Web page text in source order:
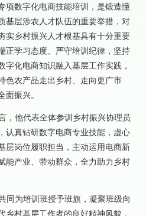
项数字化电商技能培训，是锻造懂
基层涉农人才队伍的重要举措，对
实乡村振兴人才根基具有十分重要
正学习态度、严守培训纪律，坚持
字化电商知识融入基层工作实践，
色农产品走出乡村、走向更广市
面振兴。
，他代表全体参训乡村振兴协理员
认真钻研数字电商专业技能，虚心
层岗位履职担当，主动运用电商新
能产业、带动群众，全力助力乡村
同为培训班授予班旗，凝聚班级向
乡村基层工作者的良好精神风貌，